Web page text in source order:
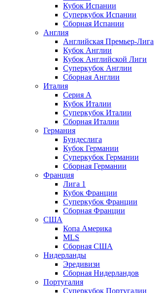
Кубок Испании
Суперкубок Испании
Сборная Испании
Англия
Английская Премьер-Лига
Кубок Англии
Кубок Английской Лиги
Суперкубок Англии
Сборная Англии
Италия
Серия А
Кубок Италии
Суперкубок Италии
Сборная Италии
Германия
Бундеслига
Кубок Германии
Суперкубок Германии
Сборная Германии
Франция
Лига 1
Кубок Франции
Суперкубок Франции
Сборная Франции
США
Копа Америка
MLS
Сборная США
Нидерланды
Эредивизи
Сборная Нидерландов
Португалия
Суперкубок Португалии